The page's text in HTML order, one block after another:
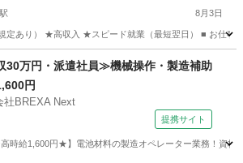
8月3日
あり） ★高収入 ★スピード就業（最短翌日） ■ お仕事
駅 工場 スタッフ
30万円・派遣社員≫機械操作・製造補助
円
社BREXA Next
提携サイト
時給1,600円★】電池材料の製造オペレーター業務！資